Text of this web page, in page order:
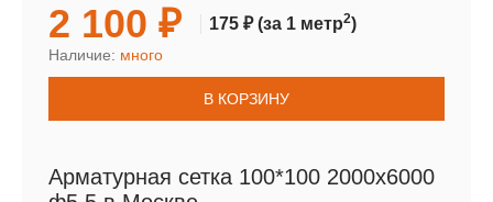
2 100 ₽ 175 ₽(за 1 метр2)
Наличие: много
В КОРЗИНУ
Арматурная сетка 100*100 2000х6000